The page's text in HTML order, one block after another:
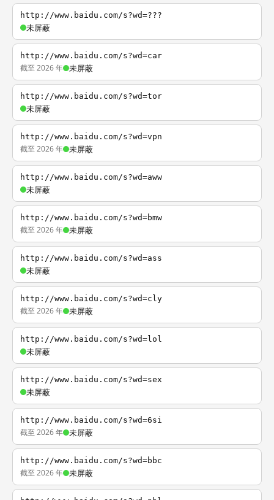
http://www.baidu.com/s?wd=???
未屏蔽
http://www.baidu.com/s?wd=car
截至 2026 年 未屏蔽
http://www.baidu.com/s?wd=tor
未屏蔽
http://www.baidu.com/s?wd=vpn
截至 2026 年 未屏蔽
http://www.baidu.com/s?wd=aww
未屏蔽
http://www.baidu.com/s?wd=bmw
截至 2026 年 未屏蔽
http://www.baidu.com/s?wd=ass
未屏蔽
http://www.baidu.com/s?wd=cly
截至 2026 年 未屏蔽
http://www.baidu.com/s?wd=lol
未屏蔽
http://www.baidu.com/s?wd=sex
未屏蔽
http://www.baidu.com/s?wd=6si
截至 2026 年 未屏蔽
http://www.baidu.com/s?wd=bbc
截至 2026 年 未屏蔽